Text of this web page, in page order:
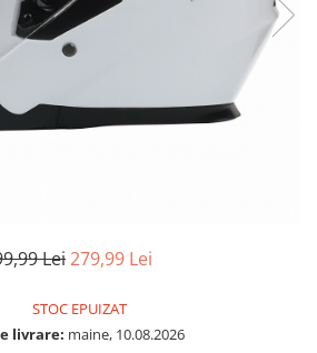
Lei279,99 Lei
STOC EPUIZAT
livrare: maine, 10.08.2026